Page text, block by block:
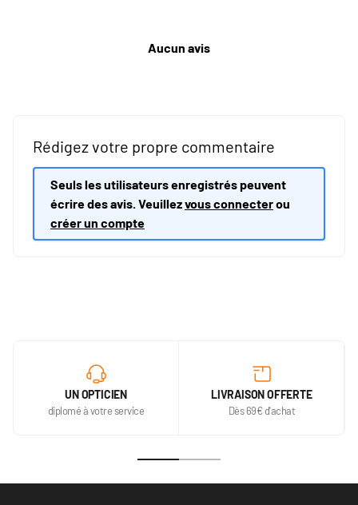
Aucun avis
Rédigez votre propre commentaire
Seuls les utilisateurs enregistrés peuvent
écrire des avis. Veuillezvous connecterou
créer un compte
UN OPTICIEN
diplomé à votre service
LIVRAISON OFFERTE
Dès 69€ d'achat